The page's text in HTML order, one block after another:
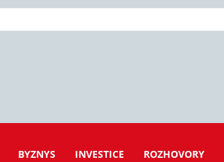
BYZNYS INVESTICE ROZHOVORY